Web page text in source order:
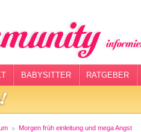
BABYSITTER RATGEBER
Morgen früh einleitung und mega Angst